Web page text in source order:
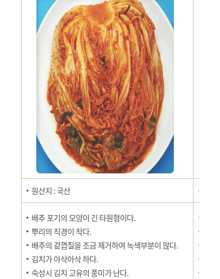
원산지 : 국산
배추 포기의 모양이 긴 타원형이다.
뿌리의 직경이 작다.
배추의 겉꼅질을 조금 제거하여 녹색부분이 많다.
김치가 아삭아삭 하다.
숙성시 김치 고유의 풍미가 난다.